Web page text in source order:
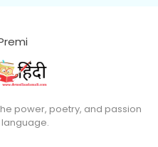
power, poetry, and passion
language.